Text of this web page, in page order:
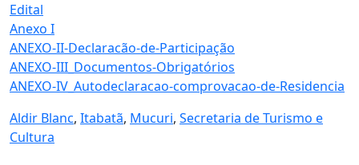
Edital
Anexo I
ANEXO-II-Declaracão-de-Participação
ANEXO-III_Documentos-Obrigatórios
ANEXO-IV_Autodeclaracao-comprovacao-de-Residencia
Aldir Blanc, Itabatã, Mucuri, Secretaria de Turismo e
Cultura